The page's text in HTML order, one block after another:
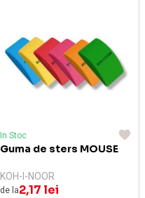
In Stoc
Guma de sters MOUSE
KOH-I-NOOR
de la2,17 lei